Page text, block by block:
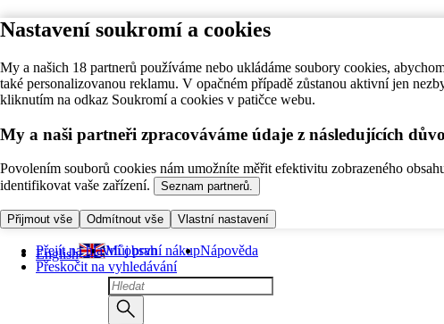
Nastavení soukromí a cookies
My a našich 18 partnerů používáme nebo ukládáme soubory cookies,
také personalizovanou reklamu. V opačném případě zůstanou aktivní jen
kliknutím na odkaz Soukromí a cookies v patičce webu.
My a naši partneři zpracováváme údaje z následujících
Povolením souborů cookies nám umožníte měřit efektivitu zobrazeného
identifikovat vaše zařízení.
Seznam partnerů.
Přijmout vše Odmítnout vše Vlastní nastavení
Přejít na hlavní obsah
Přeskočit na vyhledávání
English Můj první nákupNápověda